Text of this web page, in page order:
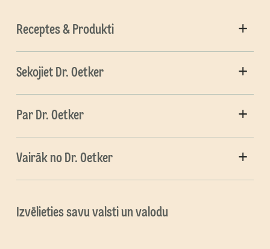
Receptes & Produkti
Sekojiet Dr. Oetker
Par Dr. Oetker
Vairāk no Dr. Oetker
Izvēlieties savu valsti un valodu